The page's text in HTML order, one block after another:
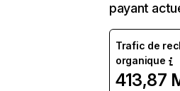
payant
Trafic de
organique
413,87